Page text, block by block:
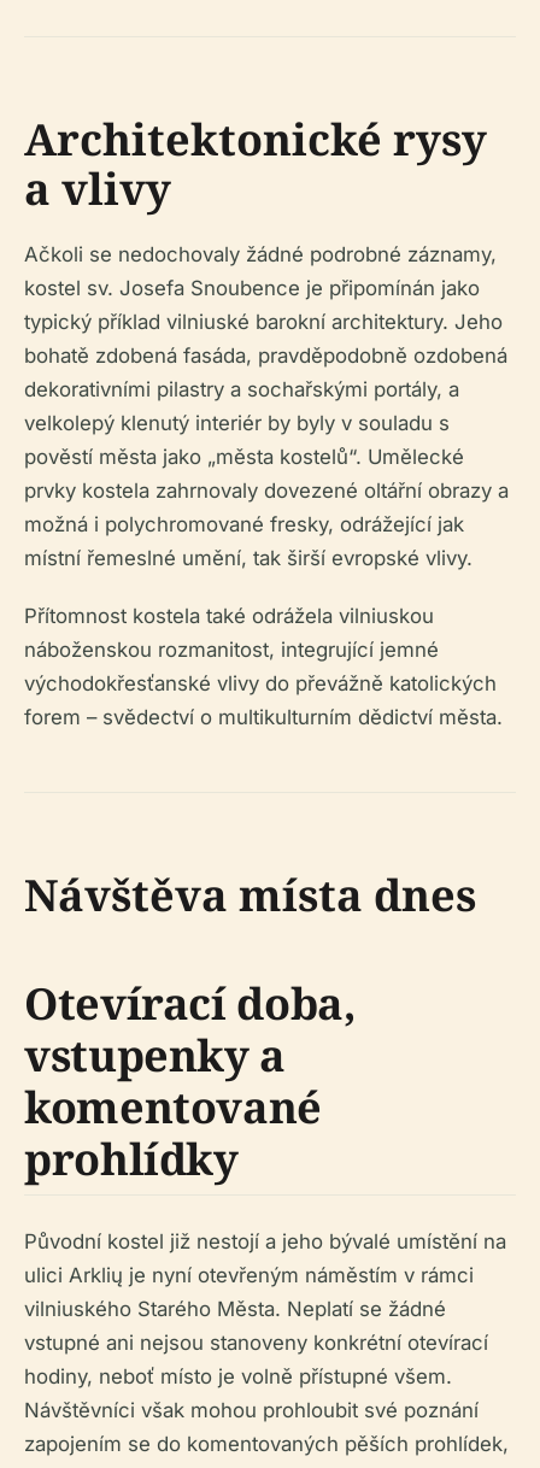
Architektonické rysy
a vlivy
Ačkoli se nedochovaly žádné podrobné záznamy,
kostel sv. Josefa Snoubence je připomínán jako
typický příklad vilniuské barokní architektury. Jeho
bohatě zdobená fasáda, pravděpodobně ozdobená
dekorativními pilastry a sochařskými portály, a
velkolepý klenutý interiér by byly v souladu s
pověstí města jako „města kostelů“. Umělecké
prvky kostela zahrnovaly dovezené oltářní obrazy a
možná i polychromované fresky, odrážející jak
místní řemeslné umění, tak širší evropské vlivy.
Přítomnost kostela také odrážela vilniuskou
náboženskou rozmanitost, integrující jemné
východokřesťanské vlivy do převážně katolických
forem – svědectví o multikulturním dědictví města.
Návštěva místa dnes
Otevírací doba,
vstupenky a
komentované
prohlídky
Původní kostel již nestojí a jeho bývalé umístění na
ulici Arklių je nyní otevřeným náměstím v rámci
vilniuského Starého Města. Neplatí se žádné
vstupné ani nejsou stanoveny konkrétní otevírací
hodiny, neboť místo je volně přístupné všem.
Návštěvníci však mohou prohloubit své poznání
zapojením se do komentovaných pěších prohlídek,